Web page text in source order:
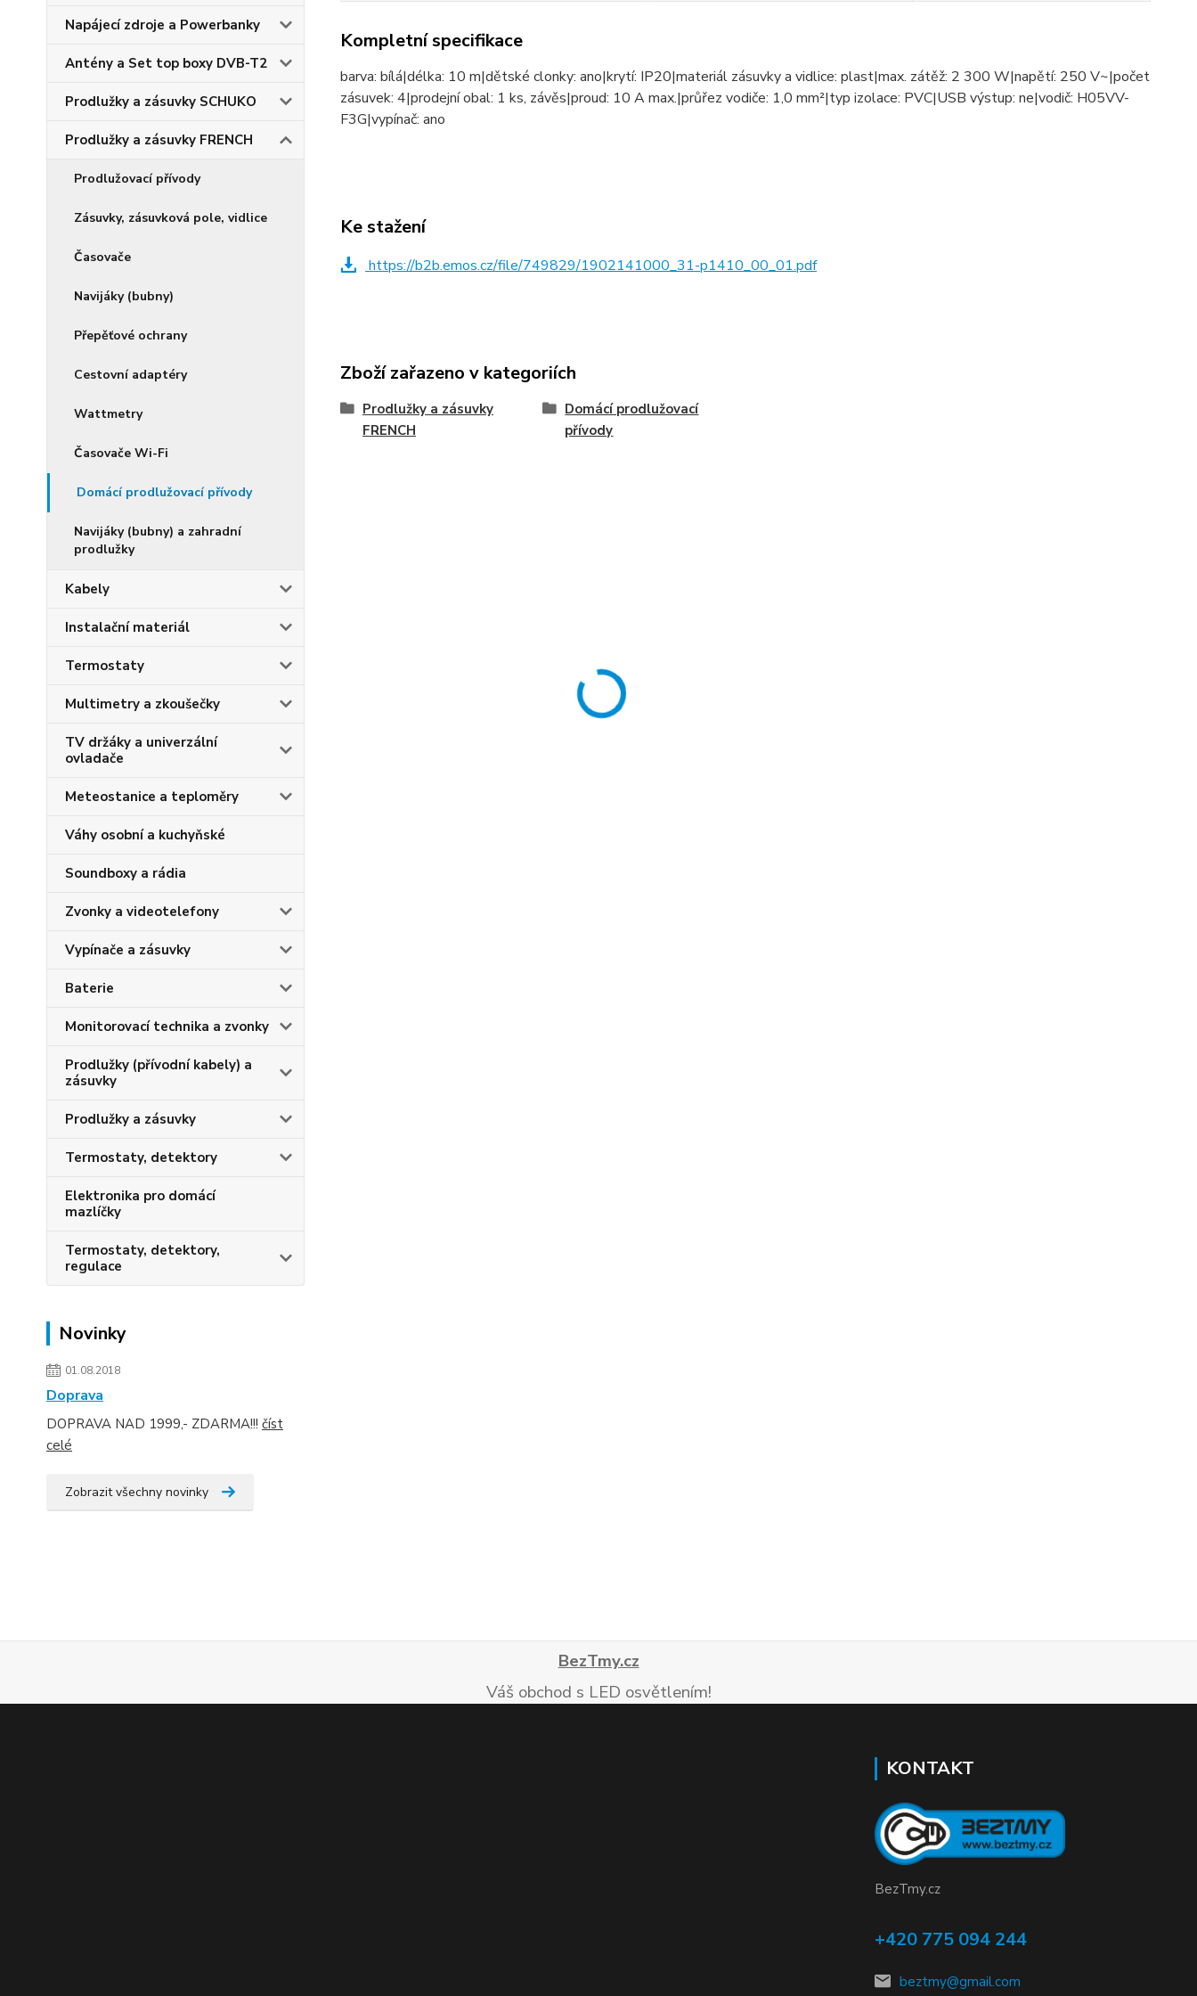
Napájecí zdroje a Powerbanky
Antény a Set top boxy DVB-T2
Prodlužky a zásuvky SCHUKO
Prodlužky a zásuvky FRENCH
Prodlužovací přívody
Zásuvky, zásuvková pole, vidlice
Časovače
Navijáky (bubny)
Přepěťové ochrany
Cestovní adaptéry
Wattmetry
Časovače Wi-Fi
Domácí prodlužovací přívody
Navijáky (bubny) a zahradní
prodlužky
Kabely
Instalační materiál
Termostaty
Multimetry a zkoušečky
TV držáky a univerzální
ovladače
Meteostanice a teploměry
Váhy osobní a kuchyňské
Soundboxy a rádia
Zvonky a videotelefony
Vypínače a zásuvky
Baterie
Monitorovací technika a zvonky
Prodlužky (přívodní kabely) a
zásuvky
Prodlužky a zásuvky
Termostaty, detektory
Elektronika pro domácí
mazlíčky
Termostaty, detektory,
regulace
Novinky
01.08.2018
Doprava
DOPRAVA NAD 1999,- ZDARMA!!! číst
celé
Zobrazit všechny novinky
Kompletní specifikace
barva: bílá|délka: 10 m|dětské clonky: ano|krytí: IP20|materiál zásuvky a vidlice: plast|max. zátěž: 2 300 W|napětí: 250 V~|počet
zásuvek: 4|prodejní obal: 1 ks, závěs|proud: 10 A max.|průřez vodiče: 1,0 mm²|typ izolace: PVC|USB výstup: ne|vodič: H05VV-
F3G|vypínač: ano
Ke stažení
https://b2b.emos.cz/file/749829/1902141000_31-p1410_00_01.pdf
Zboží zařazeno v kategoriích
Prodlužky a zásuvky
FRENCH
Domácí prodlužovací
přívody
BezTmy.cz
Váš obchod s LED osvětlením!
KONTAKT
BezTmy.cz
+420 775 094 244
beztmy@gmail.com